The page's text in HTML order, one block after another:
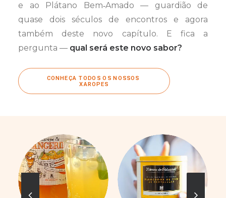
e ao Plátano Bem‑Amado — guardião de
quase dois séculos de encontros e agora
também deste novo capítulo. E fica a
pergunta — qual será este novo sabor?
CONHEÇA TODOS OS NOSSOS
XAROPES